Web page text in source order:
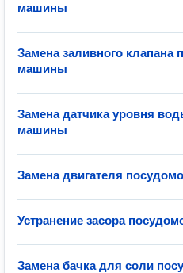
машины
Замена заливного клапана
машины
Замена датчика уровня
машины
Замена двигателя
Устранение засора
Замена бачка для соли